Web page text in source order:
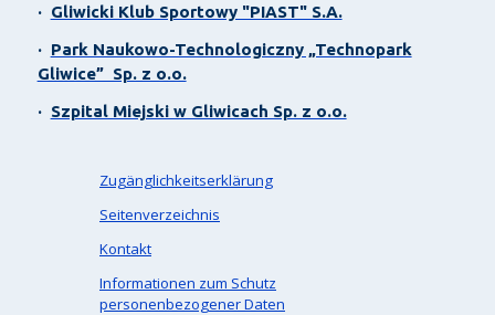
· Gliwicki Klub Sportowy "PIAST" S.A.
· Park Naukowo-Technologiczny „Technopark
Gliwice” Sp. z o.o.
· Szpital Miejski w Gliwicach Sp. z o.o.
Zugänglichkeitserklärung
Seitenverzeichnis
Kontakt
Informationen zum Schutz
personenbezogener Daten